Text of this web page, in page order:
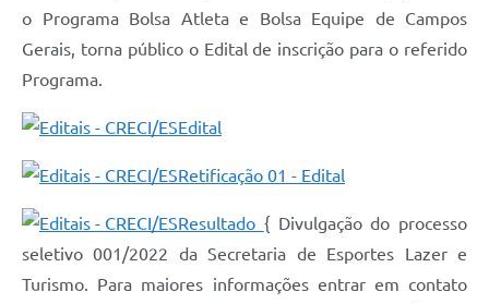
o Programa Bolsa Atleta e Bolsa Equipe de Campos
Gerais, torna público o Edital de inscrição para o referido
Programa.
Edital
Retificação 01 - Edital
Resultado { Divulgação do processo
seletivo 001/2022 da Secretaria de Esportes Lazer e
Turismo. Para maiores informações entrar em contato